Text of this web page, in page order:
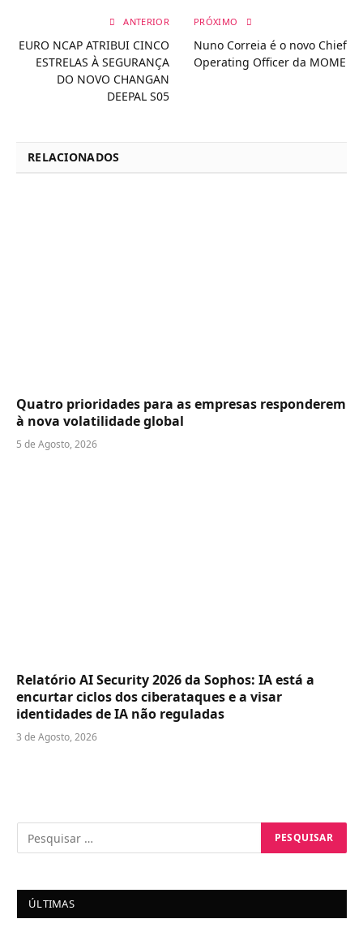
ANTERIOR
EURO NCAP ATRIBUI CINCO
ESTRELAS À SEGURANÇA
DO NOVO CHANGAN
DEEPAL S05
PRÓXIMO
Nuno Correia é o novo Chief
Operating Officer da MOME
RELACIONADOS
Quatro prioridades para as empresas responderem
à nova volatilidade global
5 de Agosto, 2026
Relatório AI Security 2026 da Sophos: IA está a
encurtar ciclos dos ciberataques e a visar
identidades de IA não reguladas
3 de Agosto, 2026
ÚLTIMAS